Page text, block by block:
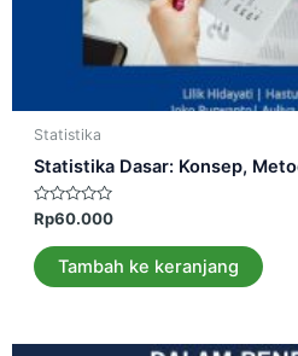
Statistika
Statistika Dasar: Konsep,
Dinilai
dari
5
Rp60.000
Tambah ke keranjang